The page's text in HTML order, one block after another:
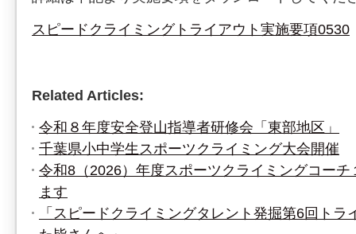
スピードクライミングトライアウト実施要項0530
Related Articles:
令和８年度安全登山指導者研修会「東部地区」
千葉県小中学生スポーツクライミング大会開催
令和8（2026）年度スポーツクライミングコー
ます
「スピードクライミングタレント発掘第6回トラ